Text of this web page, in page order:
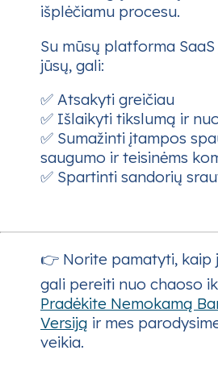
išplėčiamu procesu.
Su mūsų platforma
jūsų, gali:
✅ Atsakyti greičiau
✅ Išlaikyti tikslumą ir
✅ Sumažinti įtampos
saugumo ir teisinėms
✅ Spartinti sandorių
👉 Norite pamatyti, kaip
gali pereiti nuo chaoso
Pradėkite Nemokamą
Versiją ir mes
veikia.